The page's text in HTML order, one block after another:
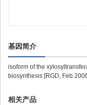
基因简介
isoform of the
biosynthesis [RGD, Feb
相关产品